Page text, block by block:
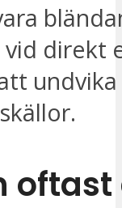
direkt
oftast